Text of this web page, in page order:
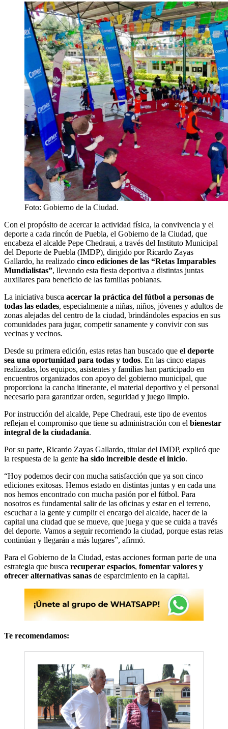
Foto: Gobierno de la Ciudad.
Con el propósito de acercar la actividad física, la convivencia y el
deporte a cada rincón de Puebla, el Gobierno de la Ciudad, que
encabeza el alcalde Pepe Chedraui, a través del Instituto Municipal
del Deporte de Puebla (IMDP), dirigido por Ricardo Zayas
Gallardo, ha realizado cinco ediciones de las “Retas Imparables
Mundialistas”, llevando esta fiesta deportiva a distintas juntas
auxiliares para beneficio de las familias poblanas.
La iniciativa busca acercar la práctica del fútbol a personas de
todas las edades, especialmente a niñas, niños, jóvenes y adultos de
zonas alejadas del centro de la ciudad, brindándoles espacios en sus
comunidades para jugar, competir sanamente y convivir con sus
vecinas y vecinos.
Desde su primera edición, estas retas han buscado que el deporte
sea una oportunidad para todas y todos. En las cinco etapas
realizadas, los equipos, asistentes y familias han participado en
encuentros organizados con apoyo del gobierno municipal, que
proporciona la cancha itinerante, el material deportivo y el personal
necesario para garantizar orden, seguridad y juego limpio.
Por instrucción del alcalde, Pepe Chedraui, este tipo de eventos
reflejan el compromiso que tiene su administración con el bienestar
integral de la ciudadanía.
Por su parte, Ricardo Zayas Gallardo, titular del IMDP, explicó que
la respuesta de la gente ha sido increíble desde el inicio.
“Hoy podemos decir con mucha satisfacción que ya son cinco
ediciones exitosas. Hemos estado en distintas juntas y en cada una
nos hemos encontrado con mucha pasión por el fútbol. Para
nosotros es fundamental salir de las oficinas y estar en el terreno,
escuchar a la gente y cumplir el encargo del alcalde, hacer de la
capital una ciudad que se mueve, que juega y que se cuida a través
del deporte. Vamos a seguir recorriendo la ciudad, porque estas retas
continúan y llegarán a más lugares”, afirmó.
Para el Gobierno de la Ciudad, estas acciones forman parte de una
estrategia que busca recuperar espacios, fomentar valores y
ofrecer alternativas sanas de esparcimiento en la capital.
Te recomendamos: